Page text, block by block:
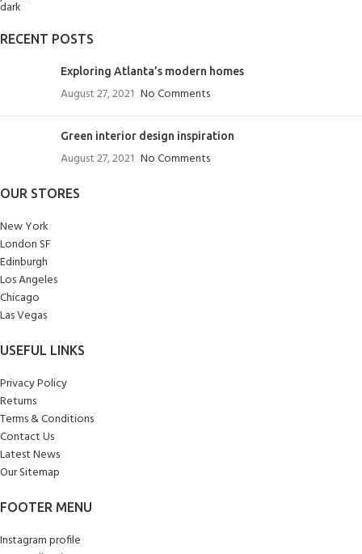
RECENT POSTS
Exploring Atlanta’s modern homes
August 27, 2021 No Comments
Green interior design inspiration
August 27, 2021 No Comments
OUR STORES
New York
London SF
Edinburgh
Los Angeles
Chicago
Las Vegas
USEFUL LINKS
Privacy Policy
Returns
Terms & Conditions
Contact Us
Latest News
Our Sitemap
FOOTER MENU
Instagram profile